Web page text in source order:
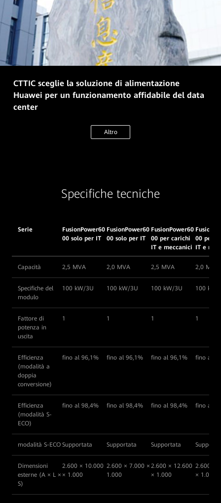
CTTIC sceglie la soluzione di alimentazione
Huawei per un funzionamento affidabile del data
center
Altro
Specifiche tecniche
Serie
FusionPower60
00 solo per IT
FusionPower60
00 solo per IT
FusionPower60
00 per carichi
IT e meccanici
00 per
IT e
Capacità 2,5 MVA 2,0 MVA 2,5 MVA 2,0 MVA
Specifiche del
modulo
100 kW/3U 100 kW/3U 100 kW/3U 100 kW/
Fattore di
potenza in
uscita
1 1 1 1
Efficienza
(modalità a
doppia
conversione)
fino al 96,1% fino al 96,1% fino al 96,1% fino al
Efficienza
(modalità S-
ECO)
fino al 98,4% fino al 98,4% fino al 98,4% fino al
modalità S-ECO Supportata Supportata Supportata
Dimensioni
esterne (A × L ×
S)
2.600 × 10.000
× 1.000
2.600 × 7.000 ×
1.000
2.600 × 12.600
× 1.000
2.600 ×
× 1.000